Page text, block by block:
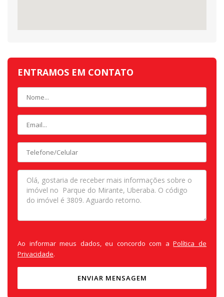
ENTRAMOS EM CONTATO
Ao informar meus dados, eu concordo com aPolítica de
Privacidade.
ENVIAR MENSAGEM